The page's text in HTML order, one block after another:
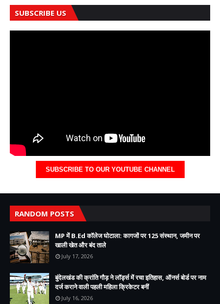
SUBSCRIBE US
SUBSCRIBE TO OUR YOUTUBE CHANNEL
RANDOM POSTS
MP में B.Ed कॉलेज घोटाला: कागजों पर 125 संस्थान, जमीन पर
खाली खेत और बंद ताले
July 17, 2026
बुंदेलखंड की क्रांति गौड़ ने लॉर्ड्स में रचा इतिहास, ऑनर्स बोर्ड पर नाम
दर्ज कराने वाली पहली महिला क्रिकेटर बनीं
July 16, 2026